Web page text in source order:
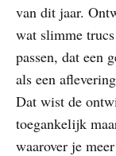
van dit jaar.
wat slimme
passen, dat een
als een
Dat wist de
toegankelijk
waarover je